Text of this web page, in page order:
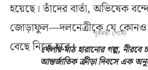
হয়েছে। তাঁদের বার্তা, অভিষেক
জোড়াফুল—দলনেত্রীকে যে
বেছে নিতে হবে।
পূর্ববর্তী পোস্ট
খেলার মাঠ হারানোর গল্প, নীরবে
আন্তর্জাতিক ক্রীড়া দিবসে এক